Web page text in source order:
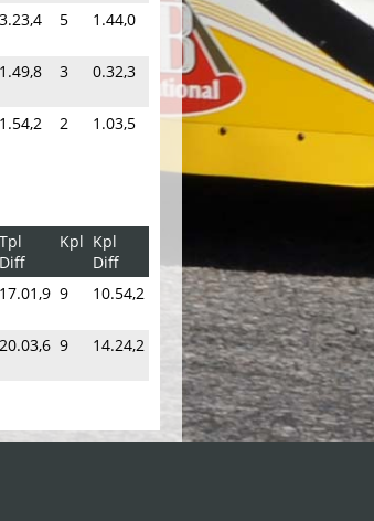
3.23,4 5 1.44,0
1.49,8 3 0.32,3
1.54,2 2 1.03,5
Tpl
Diff
Kpl Kpl
Diff
17.01,9 9 10.54,2
20.03,6 9 14.24,2